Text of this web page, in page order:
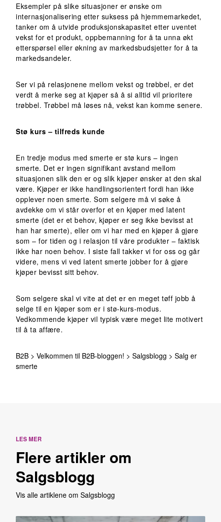
Eksempler på slike situasjoner er ønske om
internasjonalisering etter suksess på hjemmemarkedet,
tanker om å utvide produksjonskapasitet etter uventet
vekst for et produkt, oppbemanning for å ta unna økt
etterspørsel eller økning av markedsbudsjetter for å ta
markedsandeler.
Ser vi på relasjonene mellom vekst og trøbbel, er det
verdt å merke seg at kjøper så å si alltid vil prioritere
trøbbel. Trøbbel må løses nå, vekst kan komme senere.
Stø kurs – tilfreds kunde
En tredje modus med smerte er stø kurs – ingen
smerte. Det er ingen signifikant avstand mellom
situasjonen slik den er og slik kjøper ønsker at den skal
være. Kjøper er ikke handlingsorientert fordi han ikke
opplever noen smerte. Som selgere må vi søke å
avdekke om vi står overfor et en kjøper med latent
smerte (det er et behov, kjøper er seg ikke bevisst at
han har smerte), eller om vi har med en kjøper å gjøre
som – for tiden og i relasjon til våre produkter – faktisk
ikke har noen behov. I siste fall takker vi for oss og går
videre, mens vi ved latent smerte jobber for å gjøre
kjøper bevisst sitt behov.
Som selgere skal vi vite at det er en meget tøff jobb å
selge til en kjøper som er i stø-kurs-modus.
Vedkommende kjøper vil typisk være meget lite motivert
til å ta affære.
B2B > Velkommen til B2B-bloggen! > Salgsblogg > Salg er
smerte
LES MER
Flere artikler om
Salgsblogg
Vis alle artiklene om Salgsblogg